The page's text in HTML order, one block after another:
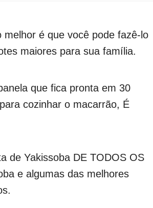
é que você pode fazê-lo
maiores para sua família.
que fica pronta em 30
cozinhar o macarrão, É
de Yakissoba DE TODOS OS
e algumas das melhores